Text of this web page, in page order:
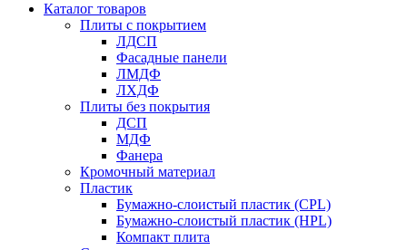
Каталог товаров
Плиты с покрытием
ЛДСП
Фасадные панели
ЛМДФ
ЛХДФ
Плиты без покрытия
ДСП
МДФ
Фанера
Кромочный материал
Пластик
Бумажно-слоистый пластик (CPL)
Бумажно-слоистый пластик (HPL)
Компакт плита